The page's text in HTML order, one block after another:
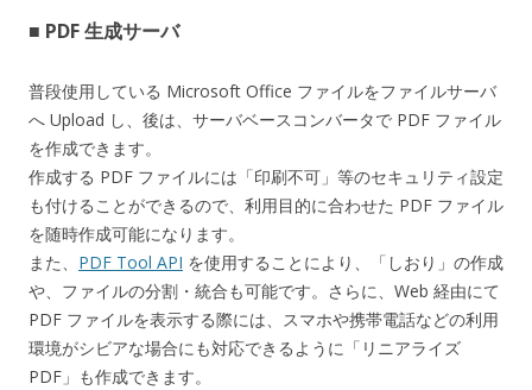
■ PDF 生成サーバ
普段使用している Microsoft Office ファイルをファイルサーバ
へ Upload し、後は、サーバベースコンバータで PDF ファイル
を作成できます。
作成する PDF ファイルには「印刷不可」等のセキュリティ設定
も付けることができるので、利用目的に合わせた PDF ファイル
を随時作成可能になります。
また、 PDF Tool API を使用することにより、「しおり」の作成
や、ファイルの分割・統合も可能です。さらに、Web 経由にて
PDF ファイルを表示する際には、スマホや携帯電話などの利用
環境がシビアな場合にも対応できるように「リニアライズ
PDF」も作成できます。